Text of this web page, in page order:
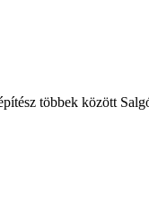
többek között